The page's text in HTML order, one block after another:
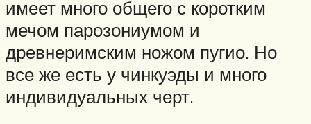
имеет много общего с коротким
мечом парозониумом и
древнеримским ножом пугио. Но
все же есть у чинкуэды и много
индивидуальных черт.